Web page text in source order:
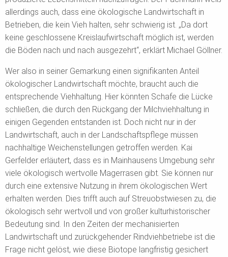
allerdings auch, dass eine ökologische Landwirtschaft in
Betrieben, die kein Vieh halten, sehr schwierig ist. „Da dort
keine geschlossene Kreislaufwirtschaft möglich ist, werden
die Böden nach und nach ausgezehrt“, erklärt Michael Göllner.
Wer also in seiner Gemarkung einen signifikanten Anteil
ökologischer Landwirtschaft möchte, braucht auch die
entsprechende Viehhaltung. Hier könnten Schafe die Lücke
schließen, die durch den Rückgang der Milchviehhaltung in
einigen Gegenden entstanden ist. Doch nicht nur in der
Landwirtschaft, auch in der Landschaftspflege müssen
nachhaltige Weichenstellungen getroffen werden. Kai
Gerfelder erläutert, dass es in Mainhausens Umgebung sehr
viele ökologisch wertvolle Magerrasen gibt. Sie können nur
durch eine extensive Nutzung in ihrem ökologischen Wert
erhalten werden. Dies trifft auch auf Streuobstwiesen zu, die
ökologisch sehr wertvoll und von großer kulturhistorischer
Bedeutung sind. In den Zeiten der mechanisierten
Landwirtschaft und zurückgehender Rindviehbetriebe ist die
Frage nicht gelöst, wie diese Biotope langfristig gesichert